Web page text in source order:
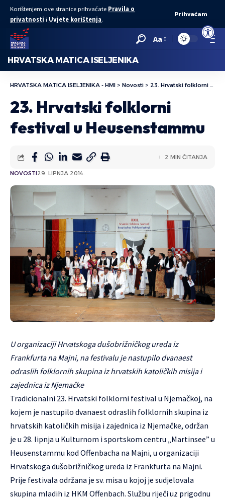
Open
Korištenjem ove stranice prihvaćate Pravila o
privatnosti i Uvjete korištenja.
Prihvaćam
Aa
HRVATSKA MATICA ISELJENIKA
HRVATSKA MATICA ISELJENIKA - HMI > Novosti > 23. Hrvatski folklorni festival u Heusenstammu
23. Hrvatski folklorni
festival u Heusenstammu
NOVOSTI29. LIPNJA 2014.
2 MIN ČITANJA
U organizaciji Hrvatskoga dušobrižničkog ureda iz
Frankfurta na Majni, na festivalu je nastupilo dvanaest
odraslih folklornih skupina iz hrvatskih katoličkih misija i
zajednica iz Njemačke
Tradicionalni 23. Hrvatski folklorni festival u Njemačkoj, na
kojem je nastupilo dvanaest odraslih folklornih skupina iz
hrvatskih katoličkih misija i zajednica iz Njemačke, održan
je u 28. lipnja u Kulturnom i sportskom centru „Martinsee” u
Heusenstammu kod Offenbacha na Majni, u organizaciji
Hrvatskoga dušobrižničkog ureda iz Frankfurta na Majni.
Prije festivala održana je sv. misa u kojoj je sudjelovala
skupina mladih iz HKM Offenbach. Službu riječi uz prigodnu